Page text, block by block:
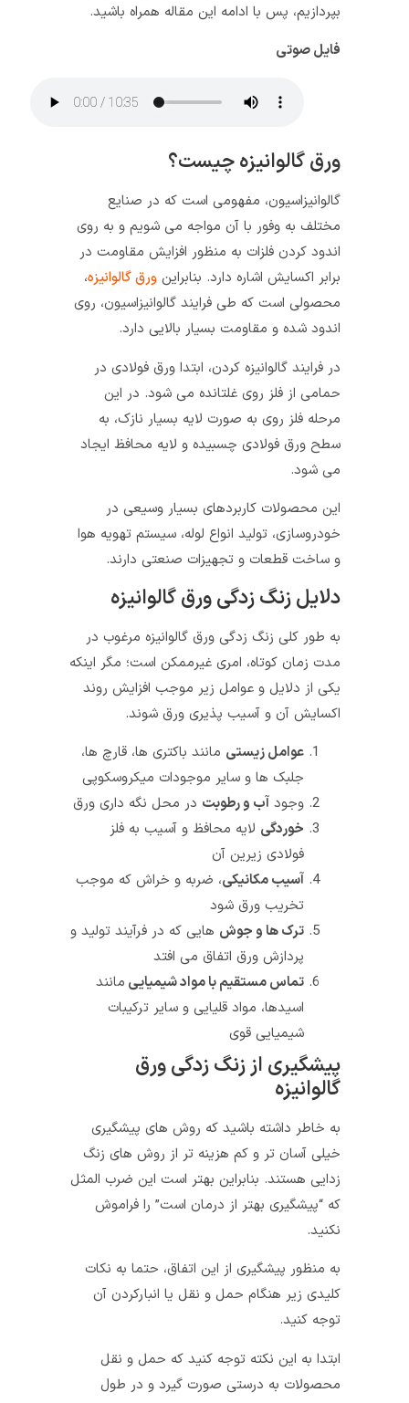
بپردازیم، پس با ادامه این مقاله همراه باشید.
فایل صوتی
ورق گالوانیزه چیست؟
گالوانیزاسیون، مفهومی است که در صنایع
مختلف به وفور با آن مواجه می شویم و به روی
اندود کردن فلزات به منظور افزایش مقاومت در
برابر اکسایش اشاره دارد. بنابراینورق گالوانیزه،
محصولی است که طی فرایند گالوانیزاسیون، روی
اندود شده و مقاومت بسیار بالایی دارد.
در فرایند گالوانیزه کردن، ابتدا ورق فولادی در
حمامی از فلز روی غلتانده می شود. در این
مرحله فلز روی به صورت لایه بسیار نازک، به
سطح ورق فولادی چسبیده و لایه محافظ ایجاد
این محصولات کاربردهای بسیار وسیعی در
خودروسازی، تولید انواع لوله، سیستم تهویه هوا
و ساخت قطعات و تجهیزات صنعتی دارند.
دلایل زنگ زدگی ورق گالوانیزه
به طور کلی زنگ زدگی ورق گالوانیزه مرغوب در
مدت زمان کوتاه، امری غیرممکن است؛ مگر اینکه
یکی از دلایل و عوامل زیر موجب افزایش روند
اکسایش آن و آسیب پذیری ورق شوند.
عوامل زیستیمانند باکتری ها، قارچ ها،
جلبک ها و سایر موجودات میکروسکوپی
آب و رطوبتدر محل نگه داری ورق
لایه محافظ و آسیب به فلز
فولادی زیرین آن
آسیب مکانیکی، ضربه و خراش که موجب
تخریب ورق شود
ترک ها و جوشهایی که در فرآیند تولید و
پردازش ورق اتفاق می افتد
تماس مستقیم با مواد شیمیاییمانند
اسیدها، مواد قلیایی و سایر ترکیبات
شیمیایی قوی
پیشگیری از زنگ زدگی ورق
گالوانیزه
به خاطر داشته باشید که روش های پیشگیری
خیلی آسان تر و کم هزینه تر از روش های زنگ
زدایی هستند. بنابراین بهتر است این ضرب المثل
که “پیشگیری بهتر از درمان است” را فراموش
به منظور پیشگیری از این اتفاق، حتما به نکات
کلیدی زیر هنگام حمل و نقل یا انبارکردن آن
توجه کنید.
ابتدا به این نکته توجه کنید که حمل و نقل
محصولات به درستی صورت گیرد و در طول